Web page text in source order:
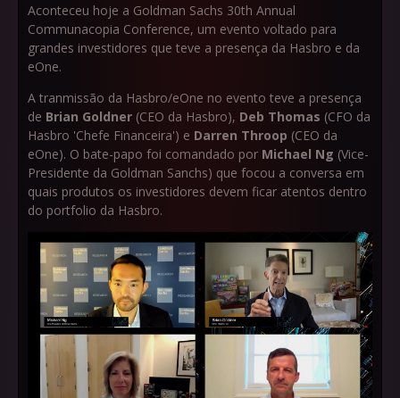
Aconteceu hoje a Goldman Sachs 30th Annual
Communacopia Conference, um evento voltado para
grandes investidores que teve a presença da Hasbro e da
eOne.
A tranmissão da Hasbro/eOne no evento teve a presença
de Brian Goldner (CEO da Hasbro), Deb Thomas (CFO da
Hasbro 'Chefe Financeira') e Darren Throop (CEO da
eOne). O bate-papo foi comandado por Michael Ng (Vice-
Presidente da Goldman Sanchs) que focou a conversa em
quais produtos os investidores devem ficar atentos dentro
do portfolio da Hasbro.